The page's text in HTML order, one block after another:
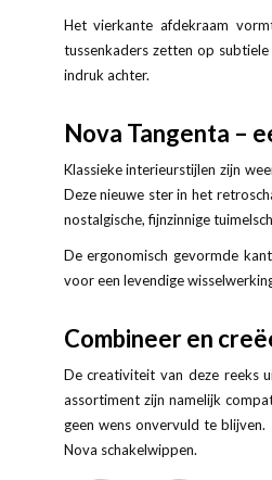
Het vierkante afdekraam
tussenkaders zetten op
indruk achter.
Nova Tangenta –
Klassieke interieurstijlen zijn
Deze nieuwe ster in het
nostalgische, fijnzinnige
De ergonomisch gevormde
voor een levendige
Combineer en
De creativiteit van deze reeks
assortiment zijn namelijk
geen wens onvervuld te
Nova schakelwippen.